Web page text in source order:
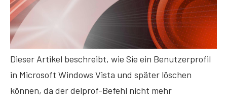
Dieser Artikel beschreibt, wie Sie ein Benutzerprofil
in Microsoft Windows Vista und später löschen
können, da der delprof-Befehl nicht mehr